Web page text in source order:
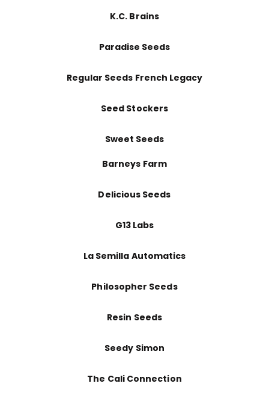
K.C. Brains
Paradise Seeds
Regular Seeds French Legacy
Seed Stockers
Sweet Seeds
Barneys Farm
Delicious Seeds
G13 Labs
La Semilla Automatics
Philosopher Seeds
Resin Seeds
Seedy Simon
The Cali Connection